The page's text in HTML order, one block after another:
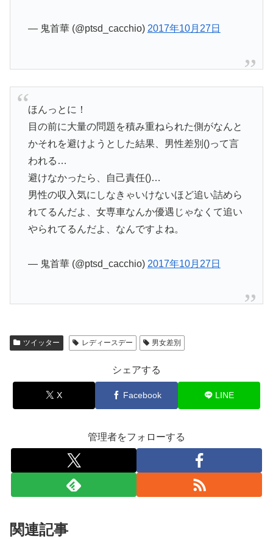
— 鬼首華 (@ptsd_cacchio) 2017年10月27日
ほんっとに！
目の前に大量の問題を積み重ねられた側がなんと
かそれを避けようとした結果、男性差別()って言
われる…
避けなかったら、自己責任()…
男性の収入気にしなきゃいけないほど追い詰めら
れてるんだよ、女専車なんか優遇じゃなくて追い
やられてるんだよ、なんですよね。
— 鬼首華 (@ptsd_cacchio) 2017年10月27日
ツイッター レディースデー 男女差別
シェアする
X Facebook LINE
管理者をフォローする
関連記事